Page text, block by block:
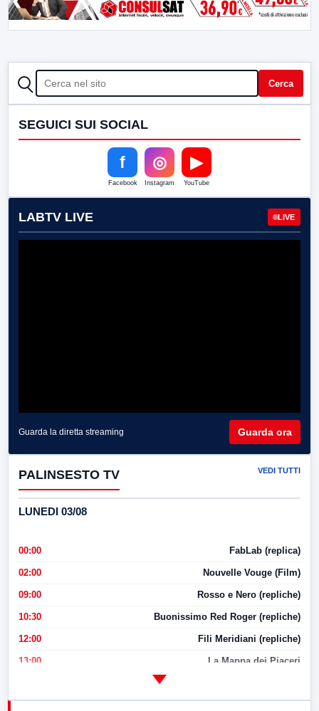
CERCA Cerca
SEGUICI SUI SOCIAL
f
Facebook
◎
Instagram
▶
YouTube
LABTV LIVE LIVE
Guarda la diretta streaming Guarda ora
PALINSESTO TV VEDI TUTTI
LUNEDI 03/08
00:00 FabLab (replica)
02:00 Nouvelle Vouge (Film)
09:00 Rosso e Nero (repliche)
10:30 Buonissimo Red Roger (repliche)
12:00 Fili Meridiani (repliche)
13:00 La Mappa dei Piaceri